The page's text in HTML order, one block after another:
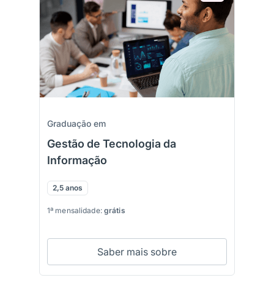
Graduação em
Gestão de Tecnologia da
Informação
2,5 anos
1ª mensalidade: grátis
Saber mais sobre